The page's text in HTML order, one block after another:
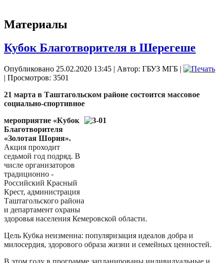
Материалы
Кубок Благотворителя в Шерегеше
Опубликовано 25.02.2020 13:45 | Автор: ГБУЗ МГБ |
| Просмотров: 3501
21 марта в Таштагольском районе состоится массовое
социально-спортивное
мероприятие «Кубок
Благотворителя
«Золотая Шория».
Акция проходит
седьмой год подряд. В
числе организаторов
традиционно -
Российский Красный
Крест, администрация
Таштагольского района
и департамент охраны
здоровья населения Кемеровской области.
Цель Кубка неизменна: популяризация идеалов добра и
милосердия, здорового образа жизни и семейных ценностей.
В этом году в программе запланированы индивидуальные и